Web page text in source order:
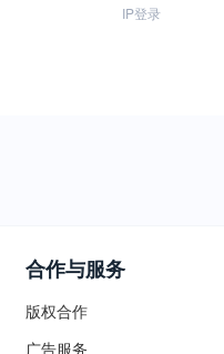
IP登录
合作与服务
版权合作
广告服务